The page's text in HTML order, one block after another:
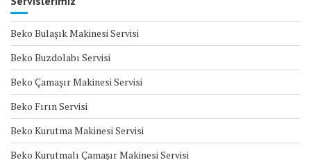
Beko Bulaşık Makinesi Servisi
Beko Buzdolabı Servisi
Beko Çamaşır Makinesi Servisi
Beko Fırın Servisi
Beko Kurutma Makinesi Servisi
Beko Kurutmalı Çamaşır Makinesi Servisi